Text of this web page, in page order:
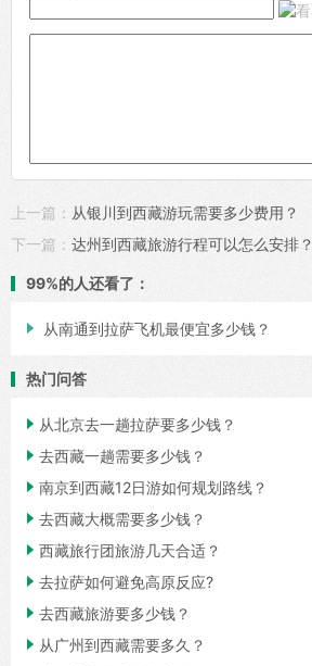
上一篇： 从银川到西藏游玩需要多少费用？
下一篇： 达州到西藏旅游行程可以怎么安排？
99%的人还看了：
 从南通到拉萨飞机最便宜多少钱？
热门问答
 从北京去一趟拉萨要多少钱？
 去西藏一趟需要多少钱？
 南京到西藏12日游如何规划路线？
 去西藏大概需要多少钱？
 西藏旅行团旅游几天合适？
 去拉萨如何避免高原反应?
 去西藏旅游要多少钱？
 从广州到西藏需要多久？